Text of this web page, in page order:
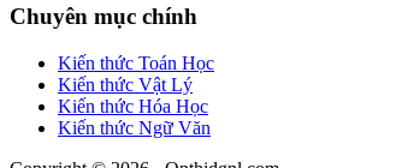
Chuyên mục chính
Kiến thức Toán Học
Kiến thức Vật Lý
Kiến thức Hóa Học
Kiến thức Ngữ Văn